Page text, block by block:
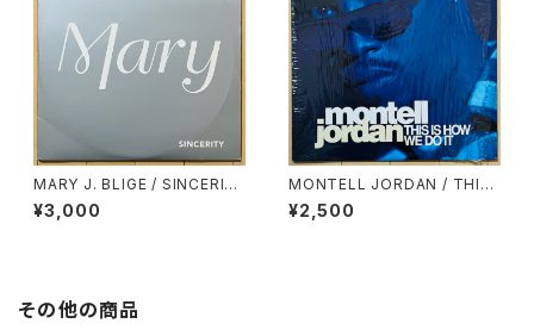
MARY J. BLIGE / SINCERIT
Y
¥3,000
MONTELL JORDAN / THIS I
S HOW WE DO IT
¥2,500
その他の商品